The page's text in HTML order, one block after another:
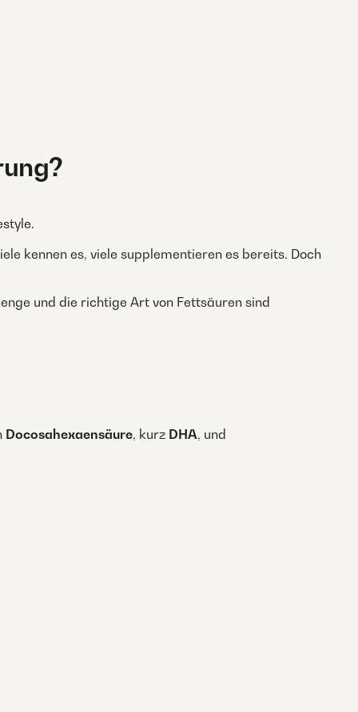
kennen es, viele supplementieren es bereits. Doch
und die richtige Art von Fettsäuren sind
Docosahexaensäure, kurz DHA, und